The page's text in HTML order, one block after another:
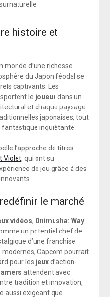
histoire et
monde d’une richesse
du Japon féodal se
captivants. Les
le joueur dans un
et chaque paysage
japonaises, tout
fantastique inquiétante.
l’approche de titres
Violet, qui ont su
de jeu grâce à des
le marché
vidéos, Onimusha: Way
un potentiel chef de
d’une franchise
Capcom pourrait
pour les jeuxd’action-
attendent avec
tradition et innovation,
aussi exigeant que